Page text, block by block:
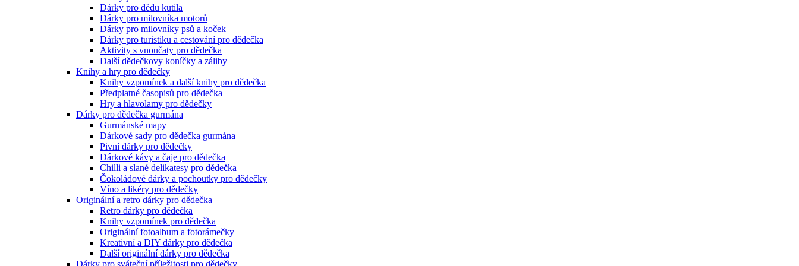
Dárky pro dědu kutila
Dárky pro milovníka motorů
Dárky pro milovníky psů a koček
Dárky pro turistiku a cestování pro dědečka
Aktivity s vnoučaty pro dědečka
Další dědečkovy koníčky a záliby
Knihy a hry pro dědečky
Knihy vzpomínek a další knihy pro dědečka
Předplatné časopisů pro dědečka
Hry a hlavolamy pro dědečky
Dárky pro dědečka gurmána
Gurmánské mapy
Dárkové sady pro dědečka gurmána
Pivní dárky pro dědečky
Dárkové kávy a čaje pro dědečka
Chilli a slané delikatesy pro dědečka
Čokoládové dárky a pochoutky pro dědečky
Víno a likéry pro dědečky
Originální a retro dárky pro dědečka
Retro dárky pro dědečka
Knihy vzpomínek pro dědečka
Originální fotoalbum a fotorámečky
Kreativní a DIY dárky pro dědečka
Další originální dárky pro dědečka
Dárky pro sváteční příležitosti pro dědečky